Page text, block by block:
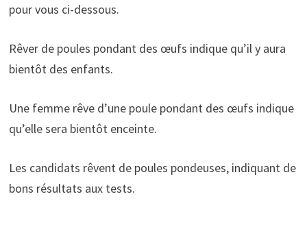
pour vous ci-dessous.
Rêver de poules pondant des œufs indique qu’il y aura
bientôt des enfants.
Une femme rêve d’une poule pondant des œufs indique
qu’elle sera bientôt enceinte.
Les candidats rêvent de poules pondeuses, indiquant de
bons résultats aux tests.